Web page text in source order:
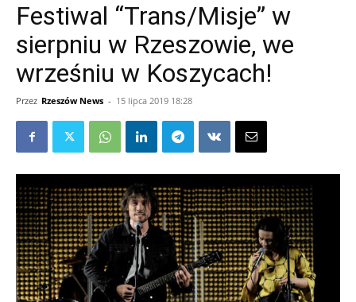
Festiwal “Trans/Misje” w
sierpniu w Rzeszowie, we
wrześniu w Koszycach!
Przez Rzeszów News - 15 lipca 2019 18:28